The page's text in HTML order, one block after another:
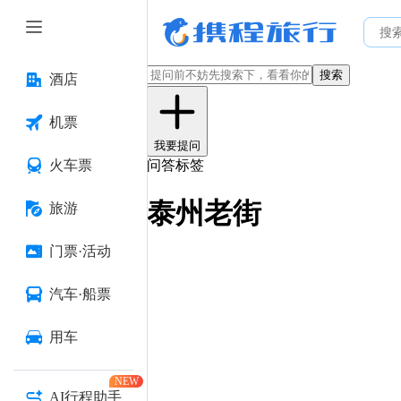
酒店
机票
火车票
旅游
门票·活动
汽车·船票
用车
AI行程助手
NEW
搜索
我要提问
问答标签
泰州老街